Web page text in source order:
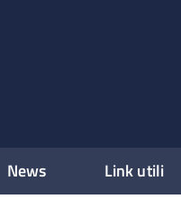
News Link utili